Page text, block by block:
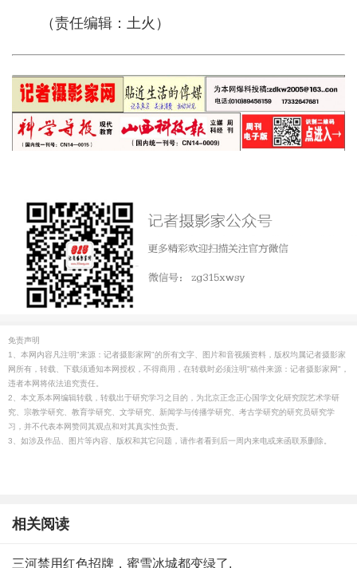
（责任编辑：土火）
免责声明
1、本网内容凡注明"来源：记者摄影家网"的所有文字、图片和音视频资料，版权均属记者摄影家
网所有，转载、下载须通知本网授权，不得商用，在转载时必须注明"稿件来源：记者摄影家网"，
违者本网将依法追究责任。
2、本文系本网编辑转载，转载出于研究学习之目的，为北京正念正心国学文化研究院艺术学研
究、宗教学研究、教育学研究、文学研究、新闻学与传播学研究、考古学研究的研究员研究学
习，并不代表本网赞同其观点和对其真实性负责。
3、如涉及作品、图片等内容、版权和其它问题，请作者看到后一周内来电或来函联系删除。
相关阅读
三河禁用红色招牌，蜜雪冰城都变绿了.